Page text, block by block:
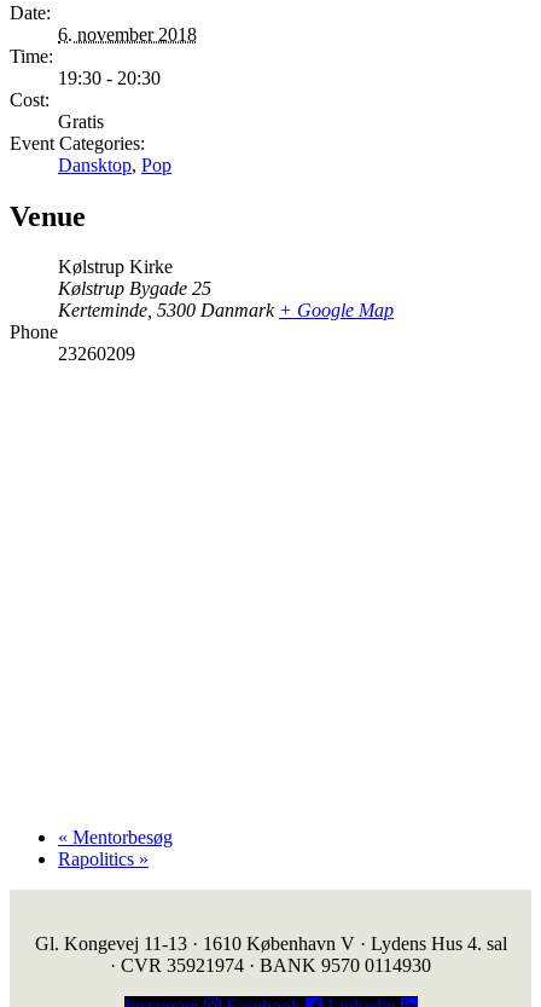
Date:
6. november 2018
Time:
19:30 - 20:30
Cost:
Gratis
Event Categories:
Dansktop, Pop
Venue
Kølstrup Kirke
Kølstrup Bygade 25
Kerteminde, 5300 Danmark + Google Map
Phone
23260209
« Mentorbesøg
Rapolitics »
Gl. Kongevej 11-13 · 1610 København V · Lydens Hus 4. sal
· CVR 35921974 · BANK 9570 0114930